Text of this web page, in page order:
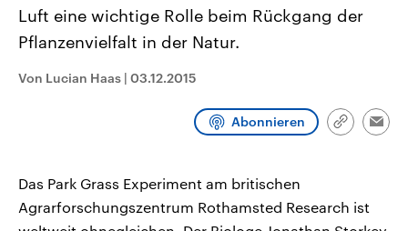
Umfragen, Prognosen,
Wahlprogramme, aktuelle Berichte
und Hintergründe zu den Parteien
Wahl.
Sendungen Programm Podcasts
Luft eine wichtige Rolle beim Rückgang der
Pflanzenvielfalt in der Natur.
Von Lucian Haas | 03.12.2015
Abonnieren
Link
Das Park Grass Experiment am britischen
Agrarforschungszentrum Rothamsted Research ist